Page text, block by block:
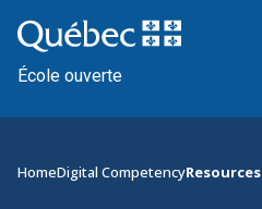
École ouverte
HomeDigital CompetencyResources